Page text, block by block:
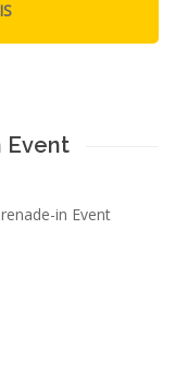
Event
in Event